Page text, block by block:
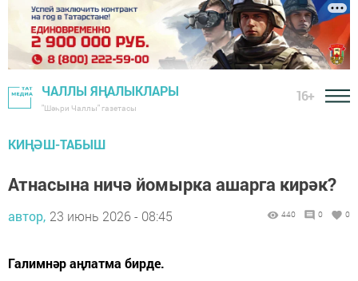
ЧАЛЛЫ ЯҢАЛЫКЛАРЫ
"Шәһри Чаллы" газетасы
16+
КИҢӘШ-ТАБЫШ
Атнасына ничә йомырка ашарга кирәк?
автор, 23 июнь 2026 - 08:45 440 0 0
Галимнәр аңлатма бирде.